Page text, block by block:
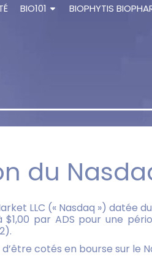
BIO101 BIOPHYTIS
du
LLC (« Nasdaq ») datée
par ADS pour une
cotés en bourse sur le